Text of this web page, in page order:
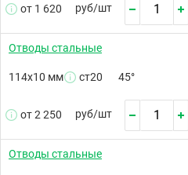
от 1 620 руб/шт
Отводы стальные
114х10 мм ст20 45°
от 2 250 руб/шт
Отводы стальные